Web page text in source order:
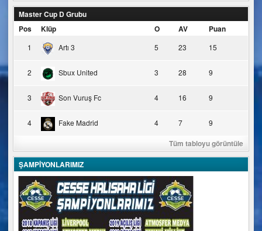
Master Cup D Grubu
Pos
Klüp O AV Puan
1 Artı 3 5 23 15
2 Sbux United 3 28 9
3 Son Vuruş Fc 4 16 9
4 Fake Madrid 4 7 9
Tüm tabloyu görüntüle
ŞAMPİYONLARIMIZ